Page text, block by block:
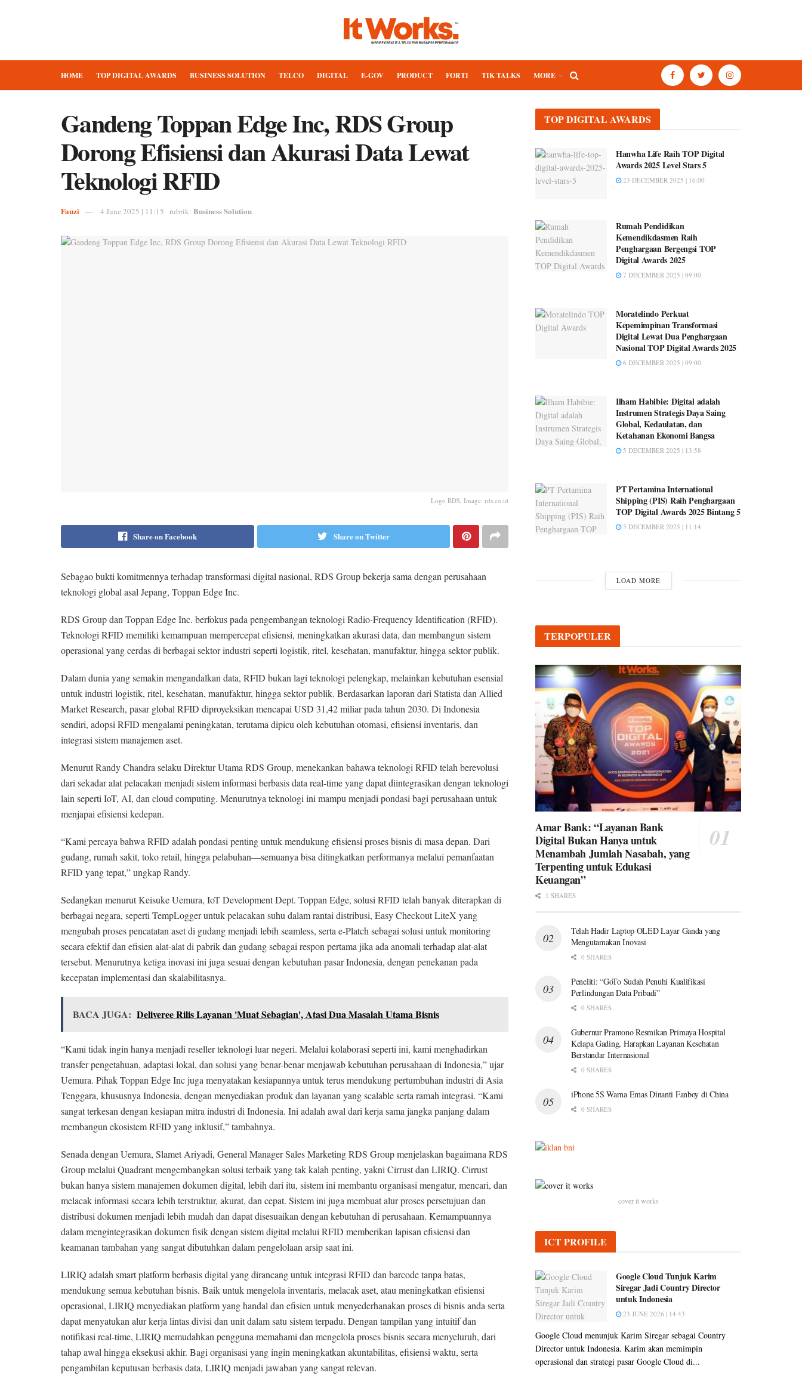
HOME TOP DIGITAL AWARDS BUSINESS SOLUTION TELCO DIGITAL E-GOV PRODUCT FORTI TIK TALKS MORE
Gandeng Toppan Edge Inc, RDS Group
Dorong Efisiensi dan Akurasi Data Lewat
Teknologi RFID
Fauzi 4 June 2025 | 11:15 rubrik: Business Solution
Logo RDS, Image: rds.co.id
Share on Facebook Share on Twitter
Sebagao bukti komitmennya terhadap transformasi digital nasional, RDS Group bekerja sama dengan perusahaan
teknologi global asal Jepang, Toppan Edge Inc.
RDS Group dan Toppan Edge Inc. berfokus pada pengembangan teknologi Radio-Frequency Identification (RFID).
Teknologi RFID memiliki kemampuan mempercepat efisiensi, meningkatkan akurasi data, dan membangun sistem
operasional yang cerdas di berbagai sektor industri seperti logistik, ritel, kesehatan, manufaktur, hingga sektor publik.
Dalam dunia yang semakin mengandalkan data, RFID bukan lagi teknologi pelengkap, melainkan kebutuhan esensial
untuk industri logistik, ritel, kesehatan, manufaktur, hingga sektor publik. Berdasarkan laporan dari Statista dan Allied
Market Research, pasar global RFID diproyeksikan mencapai USD 31,42 miliar pada tahun 2030. Di Indonesia
sendiri, adopsi RFID mengalami peningkatan, terutama dipicu oleh kebutuhan otomasi, efisiensi inventaris, dan
integrasi sistem manajemen aset.
Menurut Randy Chandra selaku Direktur Utama RDS Group, menekankan bahawa teknologi RFID telah berevolusi
dari sekadar alat pelacakan menjadi sistem informasi berbasis data real-time yang dapat diintegrasikan dengan teknologi
lain seperti IoT, AI, dan cloud computing. Menurutnya teknologi ini mampu menjadi pondasi bagi perusahaan untuk
menjapai efisiensi kedepan.
“Kami percaya bahwa RFID adalah pondasi penting untuk mendukung efisiensi proses bisnis di masa depan. Dari
gudang, rumah sakit, toko retail, hingga pelabuhan—semuanya bisa ditingkatkan performanya melalui pemanfaatan
RFID yang tepat,” ungkap Randy.
Sedangkan menurut Keisuke Uemura, IoT Development Dept. Toppan Edge, solusi RFID telah banyak diterapkan di
berbagai negara, seperti TempLogger untuk pelacakan suhu dalam rantai distribusi, Easy Checkout LiteX yang
mengubah proses pencatatan aset di gudang menjadi lebih seamless, serta e-Platch sebagai solusi untuk monitoring
secara efektif dan efisien alat-alat di pabrik dan gudang sebagai respon pertama jika ada anomali terhadap alat-alat
tersebut. Menurutnya ketiga inovasi ini juga sesuai dengan kebutuhan pasar Indonesia, dengan penekanan pada
kecepatan implementasi dan skalabilitasnya.
BACA JUGA: Deliveree Rilis Layanan 'Muat Sebagian', Atasi Dua Masalah Utama Bisnis
“Kami tidak ingin hanya menjadi reseller teknologi luar negeri. Melalui kolaborasi seperti ini, kami menghadirkan
transfer pengetahuan, adaptasi lokal, dan solusi yang benar-benar menjawab kebutuhan perusahaan di Indonesia,” ujar
Uemura. Pihak Toppan Edge Inc juga menyatakan kesiapannya untuk terus mendukung pertumbuhan industri di Asia
Tenggara, khususnya Indonesia, dengan menyediakan produk dan layanan yang scalable serta ramah integrasi. “Kami
sangat terkesan dengan kesiapan mitra industri di Indonesia. Ini adalah awal dari kerja sama jangka panjang dalam
membangun ekosistem RFID yang inklusif,” tambahnya.
Senada dengan Uemura, Slamet Ariyadi, General Manager Sales Marketing RDS Group menjelaskan bagaimana RDS
Group melalui Quadrant mengembangkan solusi terbaik yang tak kalah penting, yakni Cirrust dan LIRIQ. Cirrust
bukan hanya sistem manajemen dokumen digital, lebih dari itu, sistem ini membantu organisasi mengatur, mencari, dan
melacak informasi secara lebih terstruktur, akurat, dan cepat. Sistem ini juga membuat alur proses persetujuan dan
distribusi dokumen menjadi lebih mudah dan dapat disesuaikan dengan kebutuhan di perusahaan. Kemampuannya
dalam mengintegrasikan dokumen fisik dengan sistem digital melalui RFID memberikan lapisan efisiensi dan
keamanan tambahan yang sangat dibutuhkan dalam pengelolaan arsip saat ini.
LIRIQ adalah smart platform berbasis digital yang dirancang untuk integrasi RFID dan barcode tanpa batas,
mendukung semua kebutuhan bisnis. Baik untuk mengelola inventaris, melacak aset, atau meningkatkan efisiensi
operasional, LIRIQ menyediakan platform yang handal dan efisien untuk menyederhanakan proses di bisnis anda serta
dapat menyatukan alur kerja lintas divisi dan unit dalam satu sistem terpadu. Dengan tampilan yang intuitif dan
notifikasi real-time, LIRIQ memudahkan pengguna memahami dan mengelola proses bisnis secara menyeluruh, dari
tahap awal hingga eksekusi akhir. Bagi organisasi yang ingin meningkatkan akuntabilitas, efisiensi waktu, serta
pengambilan keputusan berbasis data, LIRIQ menjadi jawaban yang sangat relevan.
TOP DIGITAL AWARDS
Hanwha Life Raih TOP Digital
Awards 2025 Level Stars 5
23 DECEMBER 2025 | 16:00
Rumah Pendidikan
Kemendikdasmen Raih
Penghargaan Bergengsi TOP
Digital Awards 2025
7 DECEMBER 2025 | 09:00
Moratelindo Perkuat
Kepemimpinan Transformasi
Digital Lewat Dua Penghargaan
Nasional TOP Digital Awards 2025
6 DECEMBER 2025 | 09:00
Ilham Habibie: Digital adalah
Instrumen Strategis Daya Saing
Global, Kedaulatan, dan
Ketahanan Ekonomi Bangsa
5 DECEMBER 2025 | 13:58
PT Pertamina International
Shipping (PIS) Raih Penghargaan
TOP Digital Awards 2025 Bintang 5
5 DECEMBER 2025 | 11:14
LOAD MORE
TERPOPULER
Amar Bank: “Layanan Bank
Digital Bukan Hanya untuk
Menambah Jumlah Nasabah, yang
Terpenting untuk Edukasi
Keuangan”
1 SHARES
Telah Hadir Laptop OLED Layar Ganda yang
Mengutamakan Inovasi
0 SHARES
Peneliti: “GoTo Sudah Penuhi Kualifikasi
Perlindungan Data Pribadi”
0 SHARES
Gubernur Pramono Resmikan Primaya Hospital
Kelapa Gading, Harapkan Layanan Kesehatan
Berstandar Internasional
0 SHARES
iPhone 5S Warna Emas Dinanti Fanboy di China
0 SHARES
cover it works
ICT PROFILE
Google Cloud Tunjuk Karim
Siregar Jadi Country Director
untuk Indonesia
23 JUNE 2026 | 14:43
Google Cloud menunjuk Karim Siregar sebagai Country
Director untuk Indonesia. Karim akan memimpin
operasional dan strategi pasar Google Cloud di...